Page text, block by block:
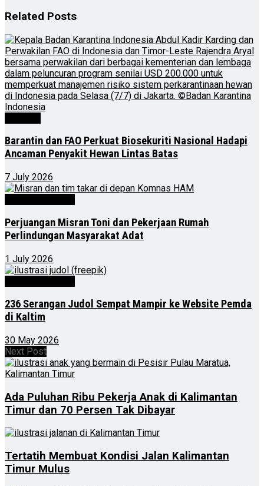
Related Posts
Barantin dan FAO Perkuat Biosekuriti Nasional Hadapi
Ancaman Penyakit Hewan Lintas Batas
7 July 2026
Perjuangan Misran Toni dan Pekerjaan Rumah
Perlindungan Masyarakat Adat
1 July 2026
236 Serangan Judol Sempat Mampir ke Website Pemda
di Kaltim
30 May 2026
Next Post
Ada Puluhan Ribu Pekerja Anak di Kalimantan
Timur dan 70 Persen Tak Dibayar
Tertatih Membuat Kondisi Jalan Kalimantan
Timur Mulus